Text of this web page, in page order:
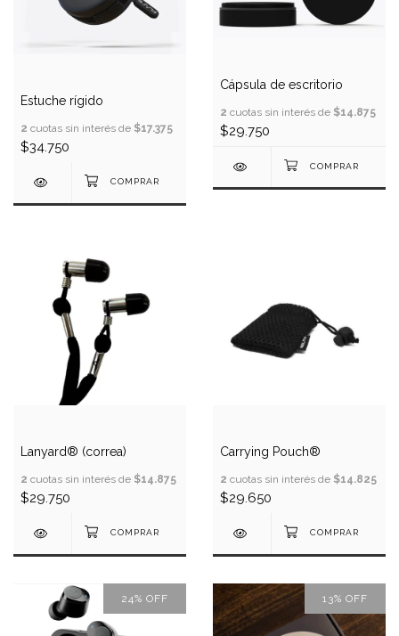
Estuche rígido
2 cuotas sin interés de $17.375
$34.750
Cápsula de escritorio
2 cuotas sin interés de $14.875
$29.750
Lanyard® (correa)
2 cuotas sin interés de $14.875
$29.750
Carrying Pouch®
2 cuotas sin interés de $14.825
$29.650
24% OFF 13% OFF